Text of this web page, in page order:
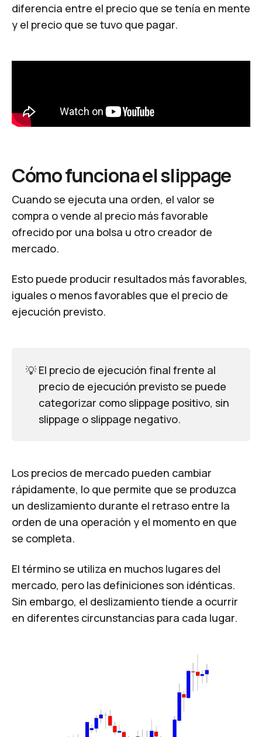
diferencia entre el precio que se tenía en mente
y el precio que se tuvo que pagar.
Cómo funciona el slippage
Cuando se ejecuta una orden, el valor se
compra o vende al precio más favorable
ofrecido por una bolsa u otro creador de
mercado.
Esto puede producir resultados más favorables,
iguales o menos favorables que el precio de
ejecución previsto.
💡 El precio de ejecución final frente al
precio de ejecución previsto se puede
categorizar como slippage positivo, sin
slippage o slippage negativo.
Los precios de mercado pueden cambiar
rápidamente, lo que permite que se produzca
un deslizamiento durante el retraso entre la
orden de una operación y el momento en que
se completa.
El término se utiliza en muchos lugares del
mercado, pero las definiciones son idénticas.
Sin embargo, el deslizamiento tiende a ocurrir
en diferentes circunstancias para cada lugar.